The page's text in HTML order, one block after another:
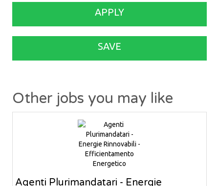
APPLY
SAVE
Other jobs you may like
Agenti Plurimandatari - Energie